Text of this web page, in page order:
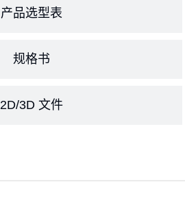
产品选型表
规格书
2D/3D 文件